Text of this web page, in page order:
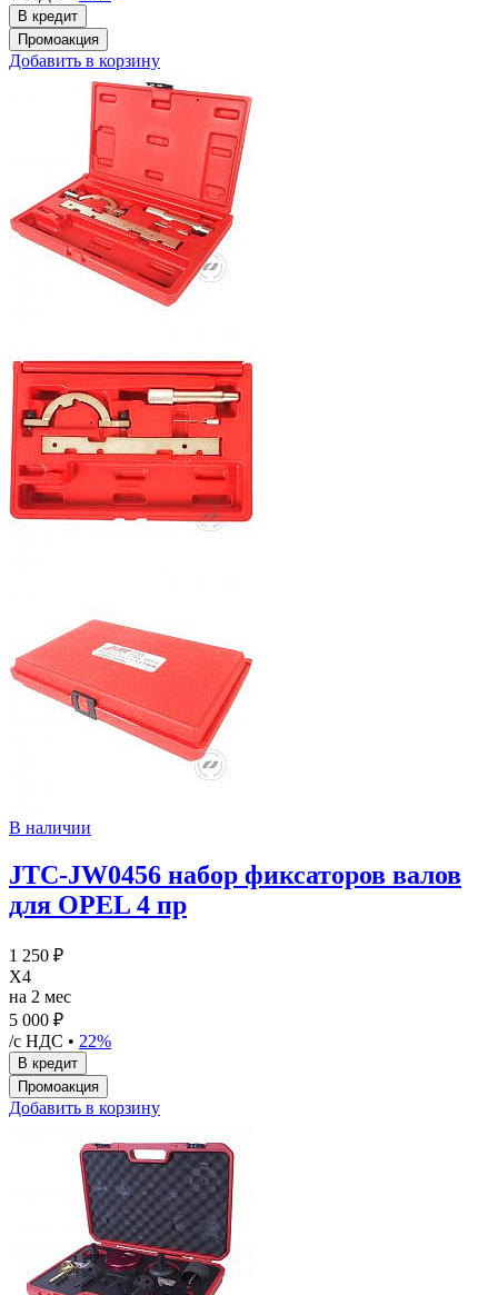
Добавить в корзину
В наличии
JTC-JW0456 набор фиксаторов валов
для OPEL 4 пр
1 250 ₽
X4
на 2 мес
5 000 ₽
/с НДС • 22%
Добавить в корзину